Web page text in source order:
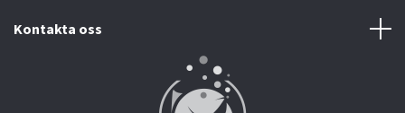
Kontakta oss